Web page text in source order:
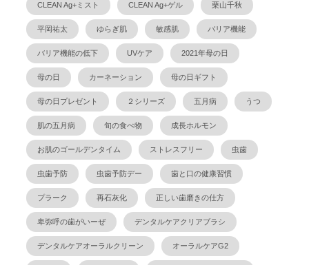
CLEAN Ag+ミスト CLEAN Ag+ゲル 栗山千秋
平岡祐太 ゆらぎ肌 敏感肌 バリア機能
バリア機能の低下 UVケア 2021年母の日
母の日 カーネーション 母の日ギフト
母の日プレゼント ２シリーズ 五月病 うつ
肌の五月病 旬の食べ物 成長ホルモン
お肌のゴールデンタイム ストレスフリー 虫歯
虫歯予防 虫歯予防デー 歯と口の健康習慣
プラーク 再石灰化 正しい歯磨きの仕方
卑弥呼の歯がいーぜ デンタルケアクリアブラシ
デンタルケアオーラルクリーン オーラルケアG2